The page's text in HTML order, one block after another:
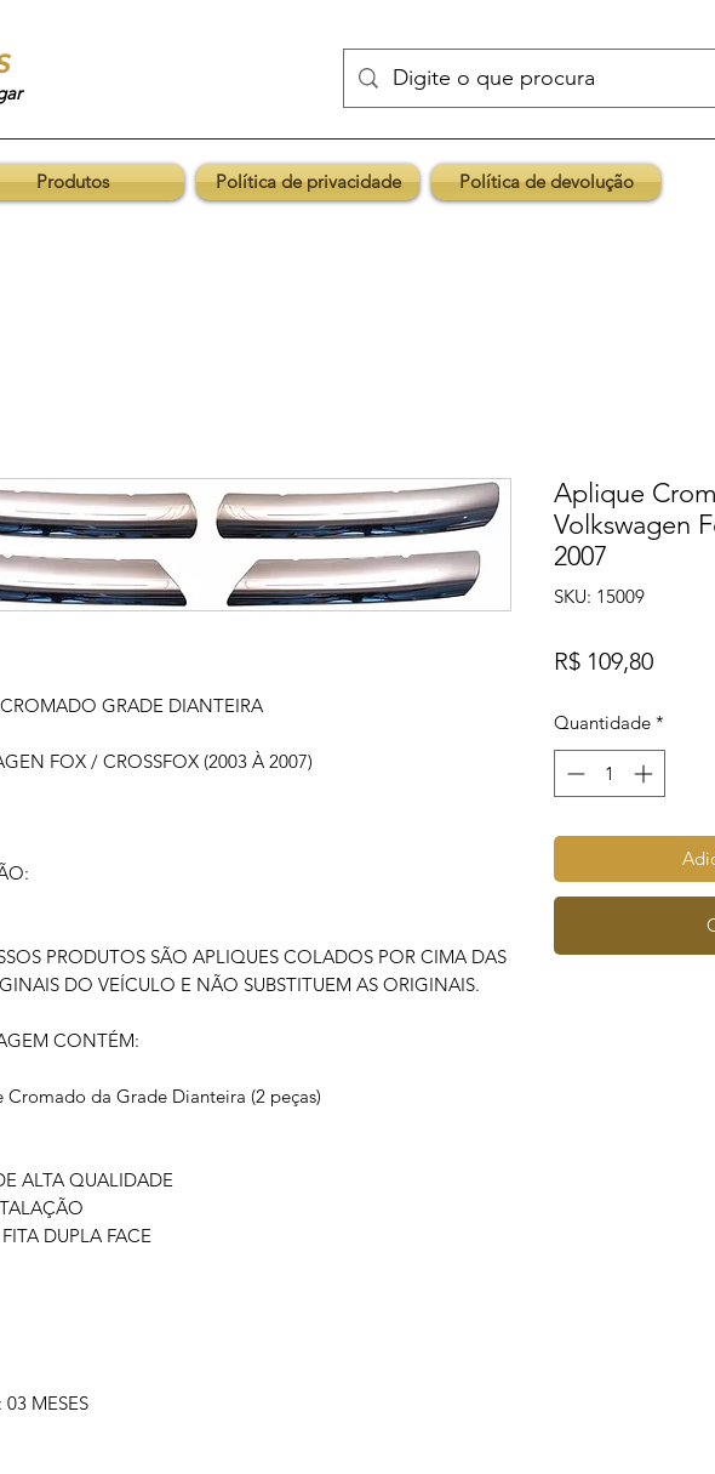
Produtos Política de privacidade Política de devolução
GRADE DIANTEIRA
FOX / CROSSFOX (2003 À 2007)
PRODUTOS SÃO APLIQUES COLADOS POR CIMA DAS
DO VEÍCULO E NÃO SUBSTITUEM AS ORIGINAIS.
CONTÉM:
Cromado da Grade Dianteira (2 peças)
ALTA QUALIDADE
DUPLA FACE
MESES
Aplique
Volkswagen
2007
SKU: 15009
R$ 109,80Preço
Quantidade *